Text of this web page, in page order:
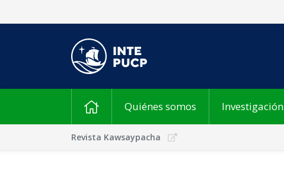
Quiénes somos Investigación
Revista Kawsaypacha